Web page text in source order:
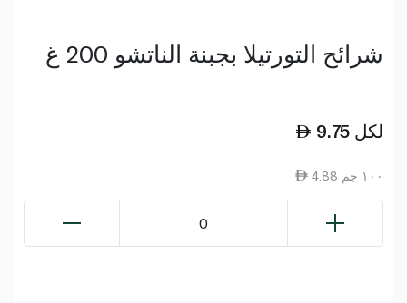
شرائح التورتيلا بجبنة الناتشو 200 غ
9.75 لكل
4.88 ١٠٠ جم
0